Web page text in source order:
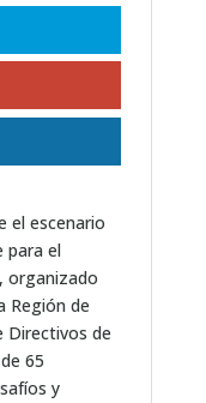
el escenario
para el
organizado
Región de
Directivos de
65
y